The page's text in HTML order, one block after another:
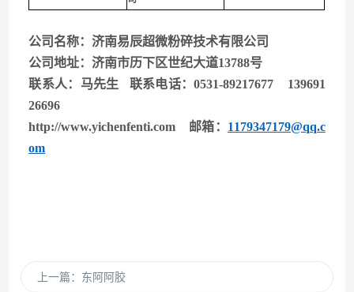
公司名称：济南易辰超微粉碎技术有限公司
公司地址：济南市历下区世纪大道13788号
联系人：马先生 联系电话：0531-89217677 139691
26696
http://www.yichenfenti.com
邮箱： 1179347179@qq.c
om
上一篇： 东阿阿胶